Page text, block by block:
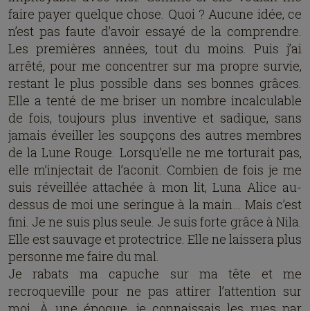
faire payer quelque chose. Quoi ? Aucune idée, ce
n’est pas faute d’avoir essayé de la comprendre.
Les premières années, tout du moins. Puis j’ai
arrêté, pour me concentrer sur ma propre survie,
restant le plus possible dans ses bonnes grâces.
Elle a tenté de me briser un nombre incalculable
de fois, toujours plus inventive et sadique, sans
jamais éveiller les soupçons des autres membres
de la Lune Rouge. Lorsqu’elle ne me torturait pas,
elle m’injectait de l’aconit. Combien de fois je me
suis réveillée attachée à mon lit, Luna Alice au-
dessus de moi une seringue à la main… Mais c’est
fini. Je ne suis plus seule. Je suis forte grâce à Nila.
Elle est sauvage et protectrice. Elle ne laissera plus
personne me faire du mal.
Je rabats ma capuche sur ma tête et me
recroqueville pour ne pas attirer l’attention sur